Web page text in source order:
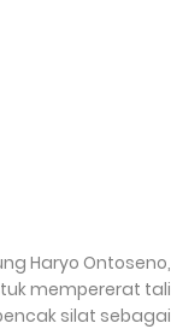
Haryo Ontoseno,
mempererat tali
silat sebagai